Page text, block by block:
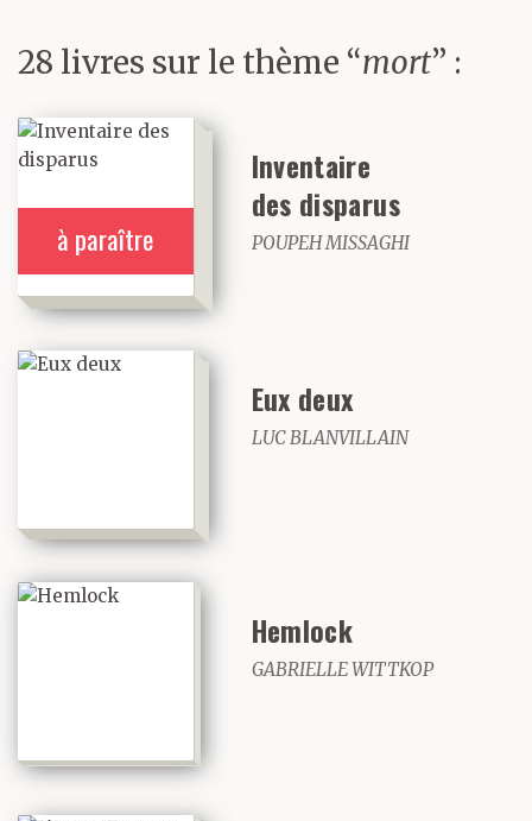
28 livres sur le thème “mort” :
à paraître
Inventaire
des disparus
POUPEH MISSAGHI
Eux deux
LUC BLANVILLAIN
Hemlock
GABRIELLE WITTKOP